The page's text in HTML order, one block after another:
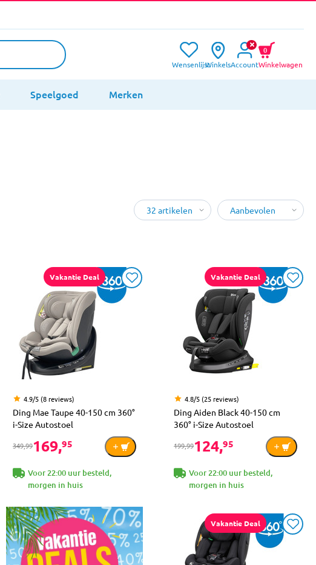
WensenlijstWinkelsAccountWinkelwagen
0
Speelgoed Merken
Vakantie Deal
4.9/5 (8 reviews)
Ding Mae Taupe 40-150 cm 360°
i-Size Autostoel
349,99169,95
Voor 22:00 uur besteld,
morgen in huis
Vakantie Deal
4.8/5 (25 reviews)
Ding Aiden Black 40-150 cm
360° i-Size Autostoel
199,99124,95
Voor 22:00 uur besteld,
morgen in huis
Vakantie Deal